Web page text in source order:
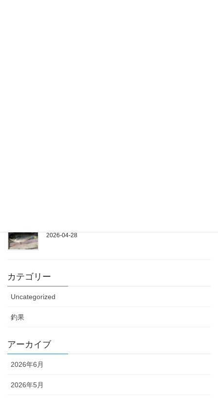
2026-04-28
カテゴリー
Uncategorized
釣果
アーカイブ
2026年6月
2026年5月